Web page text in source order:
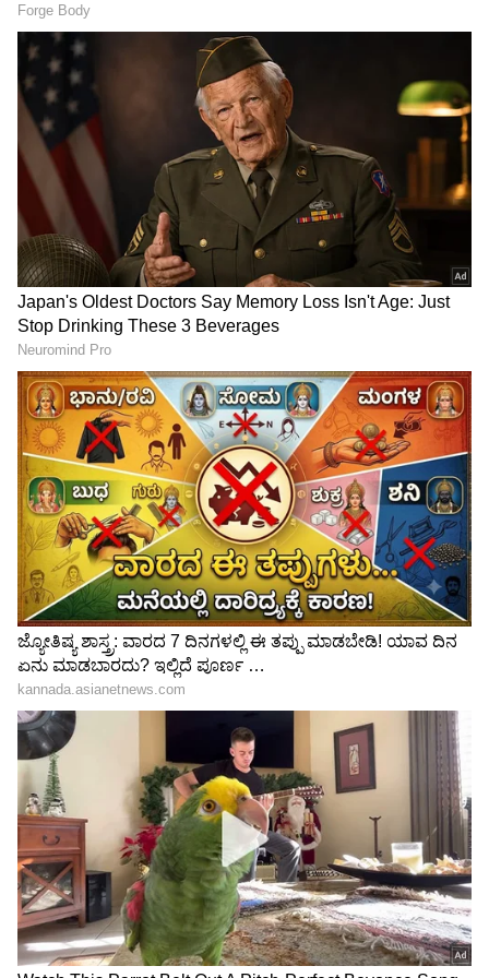
ಪ್ರವೇಶಪತ್ರವನ್ನು ತೆಗೆದುಕೊಳ್ಳಬೇಕು.
ಪರೀಕ್ಷೆಯು ಬೆಂಗಳೂರು, ಮೈಸೂರು, ಮಂಗಳೂರು, ಶಿವಮೊಗ್ಗ,
ಧಾರವಾಡ, ಬೆಳಗಾವಿ ಮತ್ತು ಕಲಬುರಗಿಗಳಲ್ಲಿ ನಡೆಯಲಿದೆ.
ಎಂದು ಅವರು ತಿಳಿಸಿದ್ದಾರೆ.
ಸಹಾಯಕ ಪ್ರಾಧ್ಯಾಪಕರ ಹುದ್ದೆಗೆ ಸ್ಪರ್ಧಾತ್ಮಕ ಪರೀಕ್ಷೆ
ಕರ್ನಾಟಕದ ಸರಕಾರಿ ಪ್ರಥಮ ದರ್ಜೆ ಕಾಲೇಜುಗಳಿಗೆ
ಅಗತ್ಯವಿರುವ 1,242 ಸಹಾಯಕ ಪ್ರಾಧ್ಯಾಪಕರ ಹುದ್ದೆಗಳಿಗೆ
(Assistant Professor Jobs) ಅರ್ಜಿ ಹಾಕಿರುವ
ಅಭ್ಯರ್ಥಿಗಳು, ಮಾರ್ಚ್ ಮಧ್ಯಭಾಗದಲ್ಲಿ ಸ್ಪರ್ಧಾತ್ಮಕ ಪರೀಕ್ಷೆ
ನಡೆಯಲಿದೆ.
ಈ ಹಿನ್ನೆಲೆಯಲ್ಲಿ ಅಗತ್ಯವಿರುವ ಪ್ರವೇಶ ಪತ್ರವನ್ನು (Hall
Ticket) ಫೆ.28ರಿಂದ http://kea.kar.nic.in
ಜಾಲತಾಣದಲ್ಲಿ ಡೌನ್-ಲೋಡ್ ಮಾಡಿಕೊಳ್ಳಬಹುದು ಎಂದು
ಕರ್ನಾಟಕ ಪರೀಕ್ಷಾ ಪ್ರಾಧಿಕಾರದ ಕಾರ್ಯ ನಿರ್ವಾಹಕ
LATEST VIDEOS
"ರಾಜಕೀಯ ಬೇಡ, ಸಿನಿಮಾನೇ ಪ್ರಾಣ":
ಕನಕೋತ್ಸವದಲ್ಲಿ ರಿಷಬ್ ಶೆಟ್ಟಿ | Rishab
Shetty speech | Suvarna News
ಶೇ.50 ರಿಂದ ಶೇ.18 ಕ್ಕೆ TAX ಇಳಿಕೆ: ಮೋದಿ-
ಟ್ರಂಪ್ ಐತಿಹಾಸಿಕ ಒಪ್ಪಂದ | India US
Trade Deal | Party Rounds